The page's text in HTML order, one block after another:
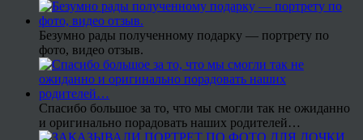
Безумно рады полученному подарку — портрету по
фото, видео отзыв.
Спасибо большое за то, что мы смогли так не ожиданно
и оригинально порадовать наших родителей…